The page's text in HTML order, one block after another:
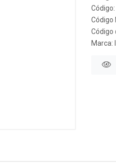
Código
Código
Marca: